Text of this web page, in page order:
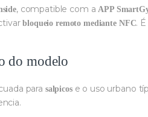
, compatible com aAPP
bloqueio remoto mediante NFC.
do modelo
para salpicose o uso urbano